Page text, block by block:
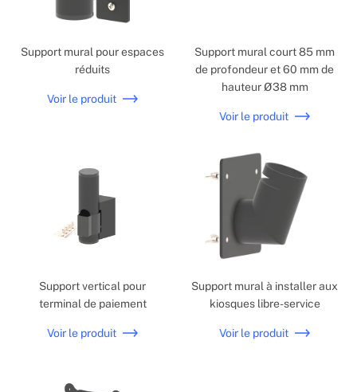
Support mural pour espaces
réduits
Voir le produit
Support mural court 85 mm
de profondeur et 60 mm de
hauteur Ø38 mm
Voir le produit
Support vertical pour
terminal de paiement
Voir le produit
Support mural à installer aux
kiosques libre-service
Voir le produit